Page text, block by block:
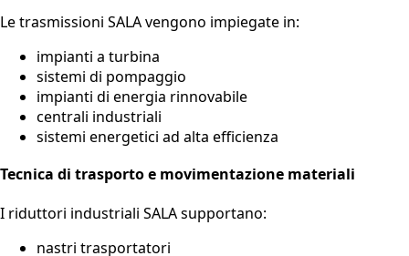
Le trasmissioni SALA vengono impiegate in:
impianti a turbina
sistemi di pompaggio
impianti di energia rinnovabile
centrali industriali
sistemi energetici ad alta efficienza
Tecnica di trasporto e movimentazione materiali
I riduttori industriali SALA supportano:
nastri trasportatori